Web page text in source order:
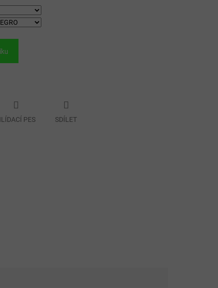
PES SDÍLET